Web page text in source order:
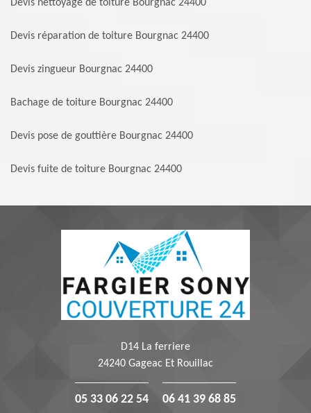
Devis nettoyage de toiture Bourgnac 24400
Devis réparation de toiture Bourgnac 24400
Devis zingueur Bourgnac 24400
Bachage de toiture Bourgnac 24400
Devis pose de gouttière Bourgnac 24400
Devis fuite de toiture Bourgnac 24400
D14 La ferriere
24240 Gageac Et Rouillac
05 33 06 22 54 06 41 39 68 85